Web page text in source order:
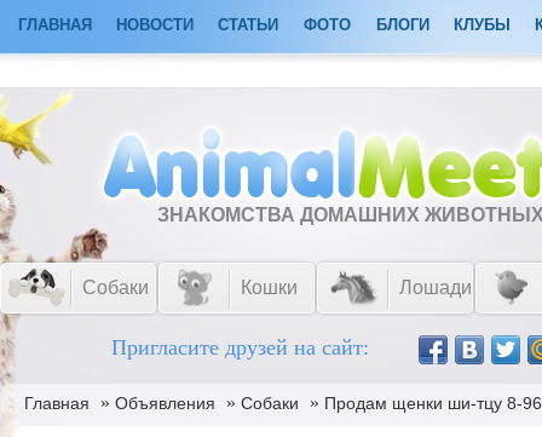
ГЛАВНАЯ НОВОСТИ СТАТЬИ ФОТО БЛОГИ КЛУБЫ
ЗНАКОМСТВА ДОМАШНИХ
Собаки Кошки Лошади
Пригласите друзей на сайт:
Главная » Объявления » Собаки » Продам щенки ши-тцу 8-